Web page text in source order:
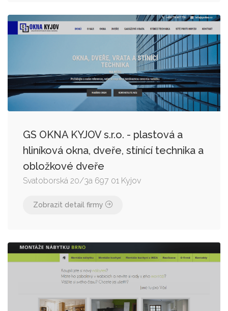
GS OKNA KYJOV s.r.o. - plastová a
hliníková okna, dveře, stínící technika a
obložkové dveře
Svatoborská 20/3a 697 01 Kyjov
Zobrazit detail firmy